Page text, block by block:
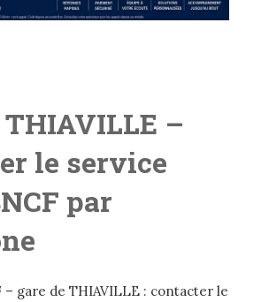
THIAVILLE –
le service
par
– gare de THIAVILLE : contacter le